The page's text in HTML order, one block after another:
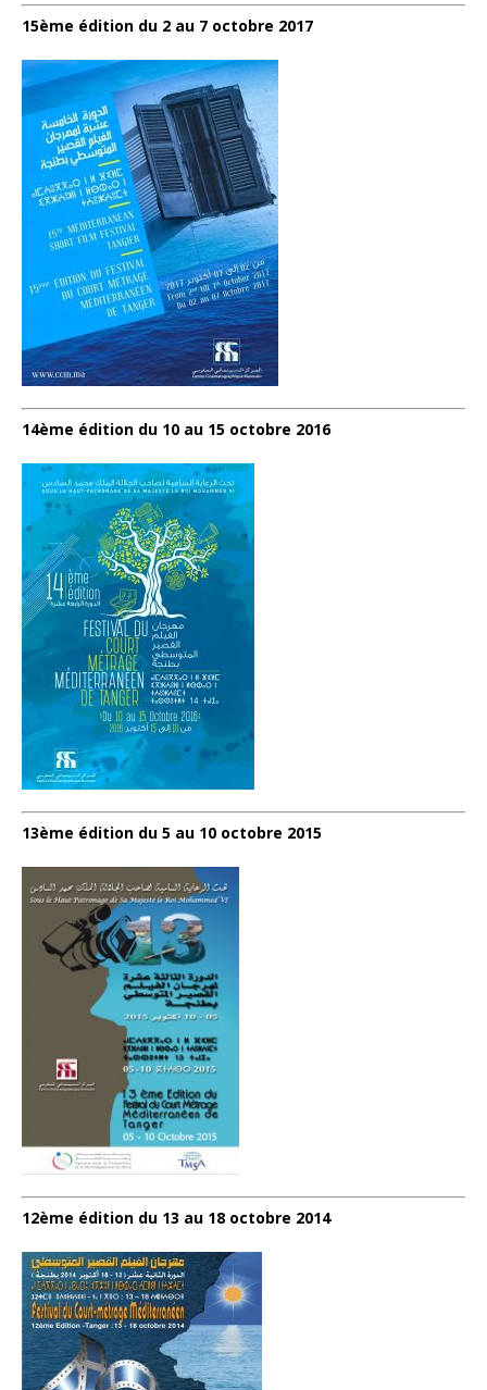
15ème édition du 2 au 7 octobre 2017
14ème édition du 10 au 15 octobre 2016
13ème édition du 5 au 10 octobre 2015
12ème édition du 13 au 18 octobre 2014